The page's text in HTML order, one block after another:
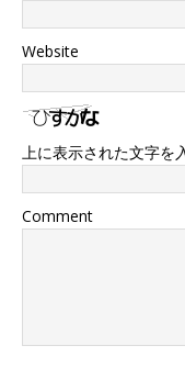
Website
上に表示された文字を
Comment